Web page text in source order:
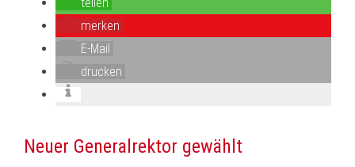
merken
E-Mail
drucken
Neuer Generalrektor gewählt